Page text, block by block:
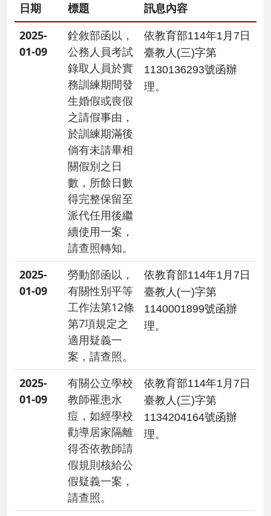
日期 標題
訊息內容
2025-
01-09
銓敘部函以，
公務人員考試
錄取人員於實
務訓練期間發
生婚假或喪假
之請假事由，
於訓練期滿後
倘有未請畢相
關假別之日
數，所餘日數
得完整保留至
派代任用後繼
續使用一案，
請查照轉知。
依教育部114年1月7日
臺教人(三)字第
1130136293號函辦
理。
2025-
01-09
勞動部函以，
有關性別平等
工作法第12條
第7項規定之
適用疑義一
案，請查照。
依教育部114年1月7日
臺教人(一)字第
1140001899號函辦
理。
2025-
01-09
​有關公立學校
教師罹患水
痘，如經學校
勸導居家隔離
得否依教師請
假規則核給公
假疑義一案，
請查照。
依教育部114年1月7日
臺教人(三)字第
1134204164號函辦
理。